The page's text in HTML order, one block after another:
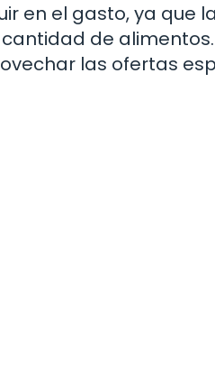
en el gasto, ya que
de
las ofertas